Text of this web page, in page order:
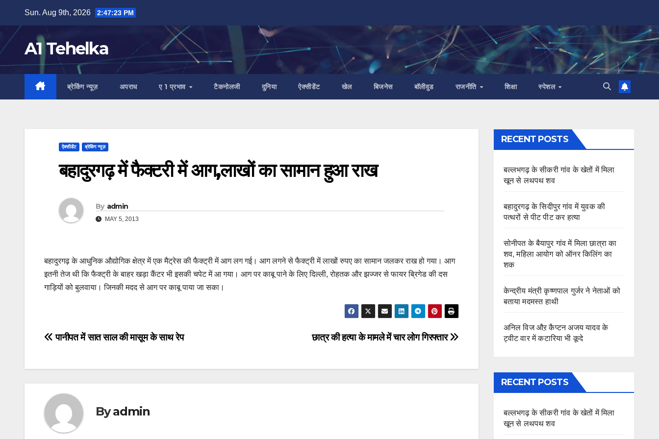
content
Sun. Aug 9th, 2026 2:47:24 PM
A1 Tehelka
ब्रेकिंग न्यूज़ अपराध ए 1 प्रभाव टैकनोलजी दुनिया ऐक्सीडेंट खेल बिजनेस बॉलीवुड राजनीति शिक्षा स्पेशल
ऐक्सीडेंट ब्रेकिंग न्यूज़
बहादुरगढ़ में फैक्टरी में आग,लाखों का सामान हुआ राख
By admin
MAY 5, 2013
बहादुरगढ़ के आधुनिक औद्योगिक क्षेत्र में एक मैट्रेस की फैक्ट्री में आग लग गई। आग लगने से फैक्ट्री में लाखों रुपए का सामान जलकर राख हो गया। आग
इतनी तेज थी कि फैक्ट्री के बाहर खड़ा कैंटर भी इसकी चपेट में आ गया। आग पर काबू पाने के लिए दिल्ली, रोहतक और झज्जर से फायर ब्रिगेड की दस
गाड़ियों को बुलवाया। जिनकी मदद से आग पर काबू पाया जा सका।
Post
छात्र की हत्या के मामले में चार लोग गिरफ्तार
पानीपत में सात साल की मासूम के साथ रेप
Byadmin
RECENT POSTS
बल्लभगढ़ के सीकरी गांव के खेतों में मिला
खून से लथपथ शव
बहादुरगढ़ के सिदीपुर गांव में युवक की
पत्थरों से पीट पीट कर हत्या
सोनीपत के बैयापुर गांव में मिला छात्रा का
शव, महिला आयोग को ऑनर किलिंग का
शक
केन्द्रीय मंत्री कृष्णपाल गुर्जर ने नेताओं को
बताया मदमस्त हाथी
अनिल विज औऱ कैप्टन अजय यादव के
ट्वीट वार में कटारिया भी कूदे
RECENT POSTS
बल्लभगढ़ के सीकरी गांव के खेतों में मिला
खून से लथपथ शव